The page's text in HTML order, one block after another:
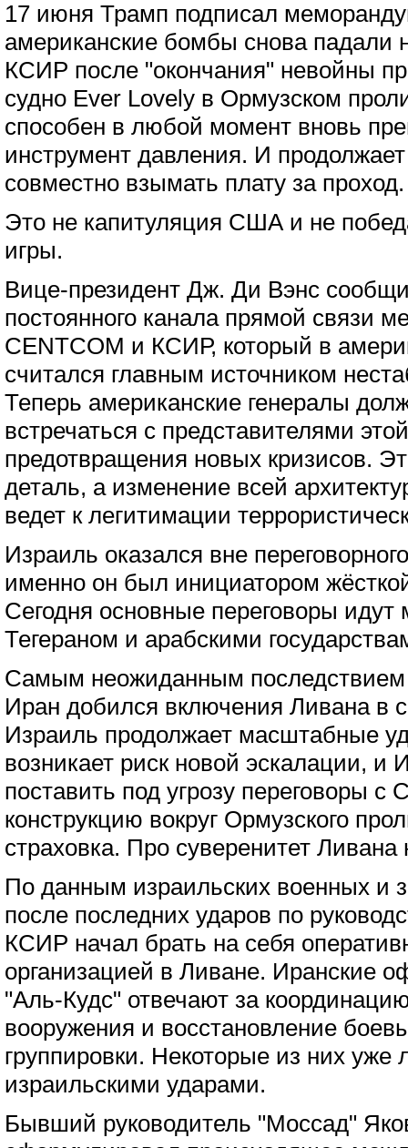
17 июня Трамп подписал
американские бомбы снова падали
КСИР после "окончания" невойны
судно Ever Lovely в Ормузском
способен в любой момент вновь
инструмент давления. И
совместно взымать плату за проход.
Это не капитуляция США и не
игры.
Вице-президент Дж. Ди Вэнс
постоянного канала прямой связи
CENTCOM и КСИР, который в
считался главным источником
Теперь американские генералы
встречаться с представителями
предотвращения новых кризисов.
деталь, а изменение всей
ведет к легитимации
Израиль оказался вне
именно он был инициатором
Сегодня основные переговоры
Тегераном и арабскими
Самым неожиданным последствием
Иран добился включения Ливана в
Израиль продолжает масштабные
возникает риск новой эскалации, и
поставить под угрозу переговоры
конструкцию вокруг Ормузского
страховка. Про суверенитет Ливана
По данным израильских военных и
после последних ударов по
КСИР начал брать на себя
организацией в Ливане. Иранские
"Аль-Кудс" отвечают за
вооружения и восстановление
группировки. Некоторые из них уже
израильскими ударами.
Бывший руководитель "Моссад"